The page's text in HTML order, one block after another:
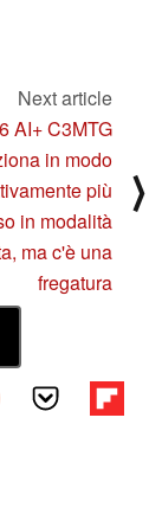
Next article
AI+ C3MTG
in modo
più
in modalità
ma c'è una
fregatura
⟩